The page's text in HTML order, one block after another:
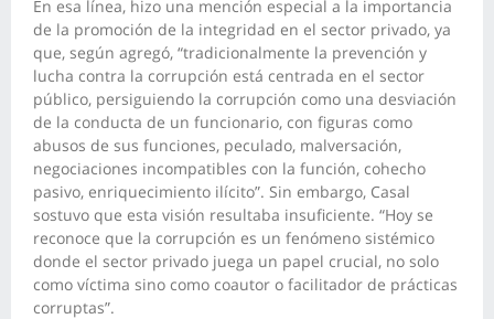
En esa línea, hizo una mención especial a la importancia
de la promoción de la integridad en el sector privado, ya
que, según agregó, “tradicionalmente la prevención y
lucha contra la corrupción está centrada en el sector
público, persiguiendo la corrupción como una desviación
de la conducta de un funcionario, con figuras como
abusos de sus funciones, peculado, malversación,
negociaciones incompatibles con la función, cohecho
pasivo, enriquecimiento ilícito”. Sin embargo, Casal
sostuvo que esta visión resultaba insuficiente. “Hoy se
reconoce que la corrupción es un fenómeno sistémico
donde el sector privado juega un papel crucial, no solo
como víctima sino como coautor o facilitador de prácticas
corruptas”.